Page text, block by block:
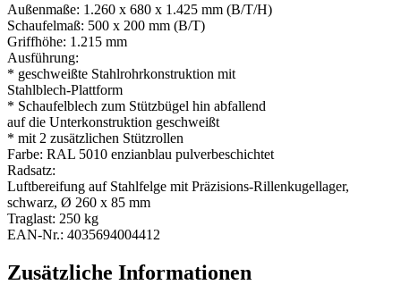
Außenmaße: 1.260 x 680 x 1.425 mm (B/T/H)
Schaufelmaß: 500 x 200 mm (B/T)
Griffhöhe: 1.215 mm
Ausführung:
* geschweißte Stahlrohrkonstruktion mit
Stahlblech-Plattform
* Schaufelblech zum Stützbügel hin abfallend
auf die Unterkonstruktion geschweißt
* mit 2 zusätzlichen Stützrollen
Farbe: RAL 5010 enzianblau pulverbeschichtet
Radsatz:
Luftbereifung auf Stahlfelge mit Präzisions-Rillenkugellager,
schwarz, Ø 260 x 85 mm
Traglast: 250 kg
EAN-Nr.: 4035694004412
Zusätzliche Informationen